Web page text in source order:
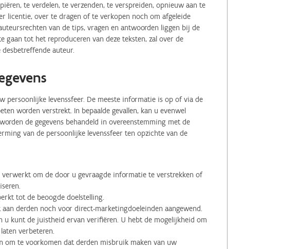
te verdelen, te verzenden, te verspreiden, opnieuw aan te
licentie, over te dragen of te verkopen noch om afgeleide
van de tips, vragen en antwoorden liggen bij de
tot het reproduceren van deze teksten, zal over de
auteur.
persoonlijke levenssfeer. De meeste informatie is op of via de
worden verstrekt. In bepaalde gevallen, kan u evenwel
de gegevens behandeld in overeenstemming met de
van de persoonlijke levenssfeer ten opzichte van de
om de door u gevraagde informatie te verstrekken of
tot de beoogde doelstelling.
derden noch voor direct-marketingdoeleinden aangewend.
kunt de juistheid ervan verifiëren. U hebt de mogelijkheid om
verbeteren.
te voorkomen dat derden misbruik maken van uw